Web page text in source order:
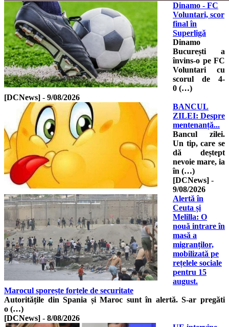
Dinamo - FC
Voluntari, scor
final în
Superligă
Dinamo
București a
învins-o pe FC
Voluntari cu
scorul de 4-
0 (…)
[DCNews] - 9/08/2026
BANCUL
ZILEI: Despre
mentenanță...
Bancul zilei.
Un tip, care se
dă deștept
nevoie mare, ia
în (…)
[DCNews] -
9/08/2026
Alertă în
Ceuta și
Melilla: O
nouă intrare în
masă a
migranților,
mobilizată pe
rețelele sociale
pentru 15
august.
Marocul sporește forțele de securitate
Autoritățile din Spania și Maroc sunt în alertă. S-ar pregăti
o (…)
[DCNews] - 8/08/2026